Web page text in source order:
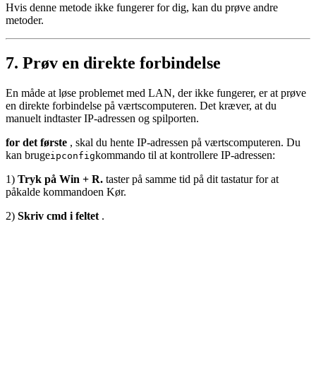
Hvis denne metode ikke fungerer for dig, kan du prøve andre
metoder.
7. Prøv en direkte forbindelse
En måde at løse problemet med LAN, der ikke fungerer, er at prøve
en direkte forbindelse på værtscomputeren. Det kræver, at du
manuelt indtaster IP-adressen og spilporten.
for det første , skal du hente IP-adressen på værtscomputeren. Du
kan brugeipconfigkommando til at kontrollere IP-adressen:
1) Tryk på Win + R. taster på samme tid på dit tastatur for at
påkalde kommandoen Kør.
2) Skriv cmd i feltet .